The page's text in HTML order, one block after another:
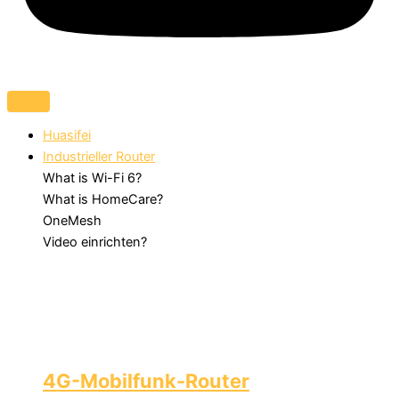
Huasifei
Industrieller Router
What is Wi-Fi 6?
What is HomeCare?
OneMesh
Video einrichten?
4G-Mobilfunk-Router